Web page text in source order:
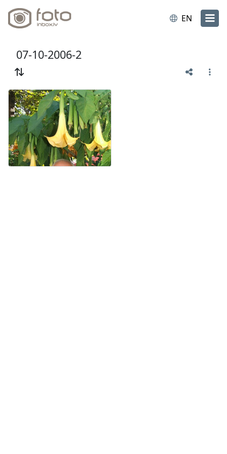
EN
07-10-2006-2